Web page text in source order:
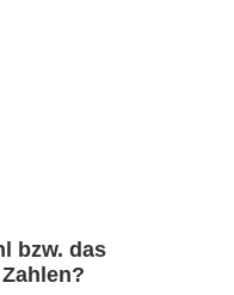
bzw. das